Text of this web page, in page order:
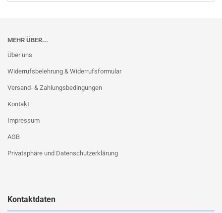
MEHR ÜBER...
Über uns
Widerrufsbelehrung & Widerrufsformular
Versand- & Zahlungsbedingungen
Kontakt
Impressum
AGB
Privatsphäre und Datenschutzerklärung
Kontaktdaten